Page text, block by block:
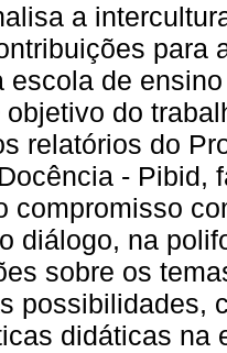
a
para
escola de
objetivo do
relatórios do
- Pibid,
compromisso
diálogo, na
sobre os
possibilidades,
didáticas na